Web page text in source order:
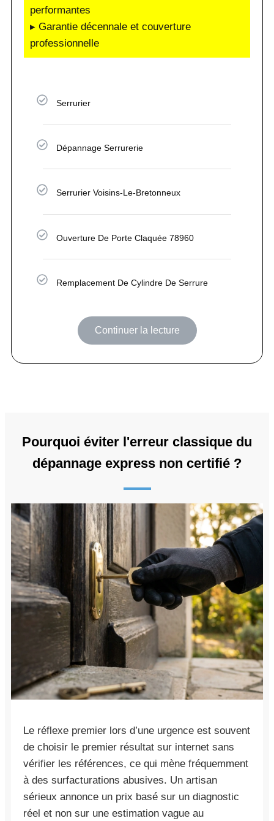
performantes
▸ Garantie décennale et couverture
professionnelle
Serrurier
Dépannage Serrurerie
Serrurier Voisins-Le-Bretonneux
Ouverture De Porte Claquée 78960
Remplacement De Cylindre De Serrure
Continuer la lecture
Pourquoi éviter l'erreur classique du
dépannage express non certifié ?
Le réflexe premier lors d’une urgence est souvent
de choisir le premier résultat sur internet sans
vérifier les références, ce qui mène fréquemment
à des surfacturations abusives. Un artisan
sérieux annonce un prix basé sur un diagnostic
réel et non sur une estimation vague au